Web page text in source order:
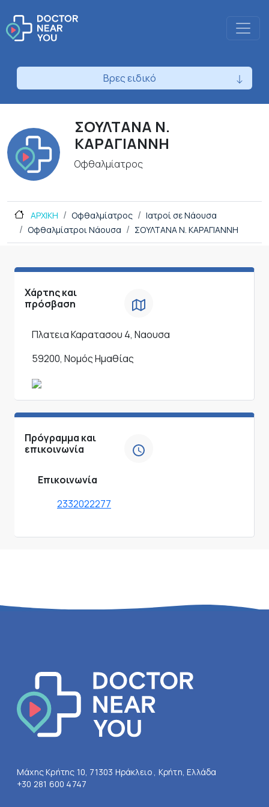
Βρες ειδικό
ΣΟΥΛΤΑΝΑ Ν.
ΚΑΡΑΓΙΑΝΝΗ
Οφθαλμίατρος
ΑΡΧΙΚΗ Οφθαλμίατρος
Ιατροί σε Νάουσα
Οφθαλμίατροι Νάουσα
ΣΟΥΛΤΑΝΑ Ν. ΚΑΡΑΓΙΑΝΝΗ
Χάρτης και
πρόσβαση
Πλατεια Καρατασου 4, Ναουσα
59200, Νομός Ημαθίας
Πρόγραμμα και
επικοινωνία
Επικοινωνία
2332022277
Μάχης Κρήτης 10, 71303 Ηράκλειο , Κρήτη, Ελλάδα
+30 281 600 4747